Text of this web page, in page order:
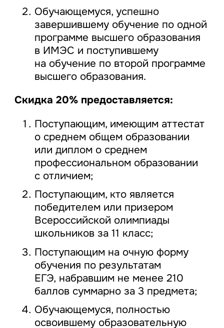
Обучающемуся, успешно
завершившему обучение по одной
программе высшего образования
в ИМЭС и поступившему
на обучение по второй программе
высшего образования.
Скидка 20% предоставляется:
Поступающим, имеющим аттестат
о среднем общем образовании
или диплом о среднем
профессиональном образовании
с отличием;
Поступающим, кто является
победителем или призером
Всероссийской олимпиады
школьников за 11 класс;
Поступающим на очную форму
обучения по результатам
ЕГЭ, набравшим не менее 210
баллов суммарно за 3 предмета;
Обучающемуся, полностью
освоившему образовательную